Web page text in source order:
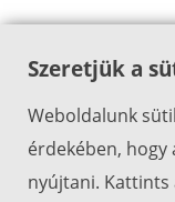
Szeretjük a
Weboldalunk
érdekében,
nyújtani. Kattints